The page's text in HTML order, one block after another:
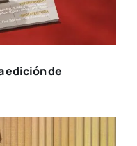
edición de